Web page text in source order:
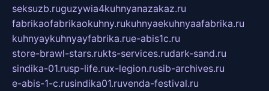
seksuzb.ruguzywia4kuhnyanazakaz.ru
fabrikaofabrikaokuhny.rukuhnyaekuhnyaafabrika.ru
kuhnyaykuhnyayfabrika.rue-abis1c.ru
store-brawl-stars.rukts-services.rudark-sand.ru
sindika-01.rusp-life.rux-legion.rusib-archives.ru
e-abis-1-c.rusindika01.ruvenda-festival.ru